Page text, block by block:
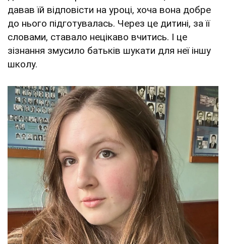
давав їй відповісти на уроці, хоча вона добре
до нього підготувалась. Через це дитині, за її
словами, ставало нецікаво вчитись. І це
зізнання змусило батьків шукати для неї іншу
школу.